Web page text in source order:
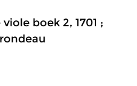
boek 2, 1701 ;